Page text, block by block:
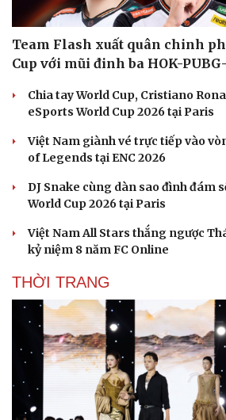
Team Flash xuất quân chinh
Cup với mũi đinh ba HOK-
Chia tay World Cup, Cristiano
eSports World Cup 2026 tại Paris
Việt Nam giành vé trực tiếp vào
of Legends tại ENC 2026
DJ Snake cùng dàn sao đình đám
World Cup 2026 tại Paris
Việt Nam All Stars thắng ngược
kỷ niệm 8 năm FC Online
THỜI TRANG